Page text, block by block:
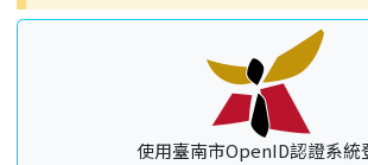
使用臺南市OpenID認證系統